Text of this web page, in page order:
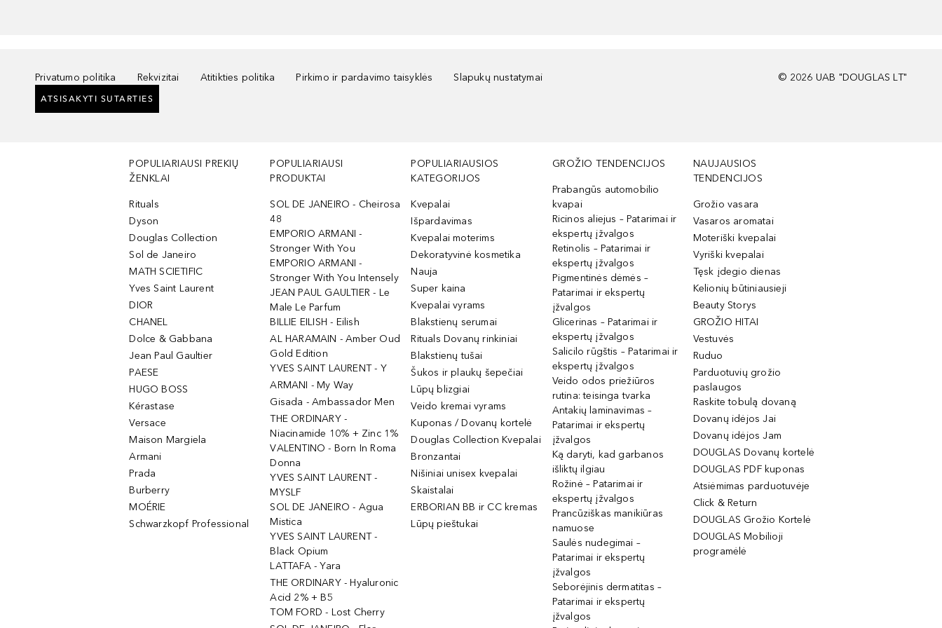
Privatumo politika Rekvizitai Atitikties politika Pirkimo ir pardavimo taisyklės Slapukų nustatymai
ATSISAKYTI SUTARTIES
© 2026 UAB "DOUGLAS LT"
POPULIARIAUSI PREKIŲ
ŽENKLAI
Rituals
Dyson
Douglas Collection
Sol de Janeiro
MATH SCIETIFIC
Yves Saint Laurent
DIOR
CHANEL
Dolce & Gabbana
Jean Paul Gaultier
PAESE
HUGO BOSS
Kérastase
Versace
Maison Margiela
Armani
Prada
Burberry
MOÉRIE
Schwarzkopf Professional
POPULIARIAUSI
PRODUKTAI
SOL DE JANEIRO - Cheirosa
48
EMPORIO ARMANI -
Stronger With You
EMPORIO ARMANI -
Stronger With You Intensely
JEAN PAUL GAULTIER - Le
Male Le Parfum
BILLIE EILISH - Eilish
AL HARAMAIN - Amber Oud
Gold Edition
YVES SAINT LAURENT - Y
ARMANI - My Way
Gisada - Ambassador Men
THE ORDINARY -
Niacinamide 10% + Zinc 1%
VALENTINO - Born In Roma
Donna
YVES SAINT LAURENT -
MYSLF
SOL DE JANEIRO - Agua
Mistica
YVES SAINT LAURENT -
Black Opium
LATTAFA - Yara
THE ORDINARY - Hyaluronic
Acid 2% + B5
TOM FORD - Lost Cherry
POPULIARIAUSIOS
KATEGORIJOS
Kvepalai
Išpardavimas
Kvepalai moterims
Dekoratyvinė kosmetika
Nauja
Super kaina
Kvepalai vyrams
Blakstienų serumai
Rituals Dovanų rinkiniai
Blakstienų tušai
Šukos ir plaukų šepečiai
Lūpų blizgiai
Veido kremai vyrams
Kuponas / Dovanų kortelė
Douglas Collection Kvepalai
Bronzantai
Nišiniai unisex kvepalai
Skaistalai
ERBORIAN BB ir CC kremas
Lūpų pieštukai
GROŽIO TENDENCIJOS
Prabangūs automobilio
kvapai
Ricinos aliejus – Patarimai ir
ekspertų įžvalgos
Retinolis – Patarimai ir
ekspertų įžvalgos
Pigmentinės dėmės –
Patarimai ir ekspertų
įžvalgos
Glicerinas – Patarimai ir
ekspertų įžvalgos
Salicilo rūgštis – Patarimai ir
ekspertų įžvalgos
Veido odos priežiūros
rutina: teisinga tvarka
Antakių laminavimas –
Patarimai ir ekspertų
įžvalgos
Ką daryti, kad garbanos
išliktų ilgiau
Rožinė – Patarimai ir
ekspertų įžvalgos
Prancūziškas manikiūras
namuose
Saulės nudegimai –
Patarimai ir ekspertų
įžvalgos
Seborėjinis dermatitas –
Patarimai ir ekspertų
įžvalgos
NAUJAUSIOS
TENDENCIJOS
Grožio vasara
Vasaros aromatai
Moteriški kvepalai
Vyriški kvepalai
Tęsk įdegio dienas
Kelionių būtiniausieji
Beauty Storys
GROŽIO HITAI
Vestuvės
Ruduo
Parduotuvių grožio
paslaugos
Raskite tobulą dovaną
Dovanų idėjos Jai
Dovanų idėjos Jam
DOUGLAS Dovanų kortelė
DOUGLAS PDF kuponas
Atsiėmimas parduotuvėje
Click & Return
DOUGLAS Grožio Kortelė
DOUGLAS Mobilioji
programėlė